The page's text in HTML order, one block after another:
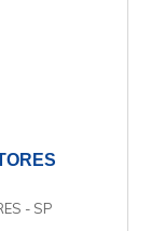
- SP